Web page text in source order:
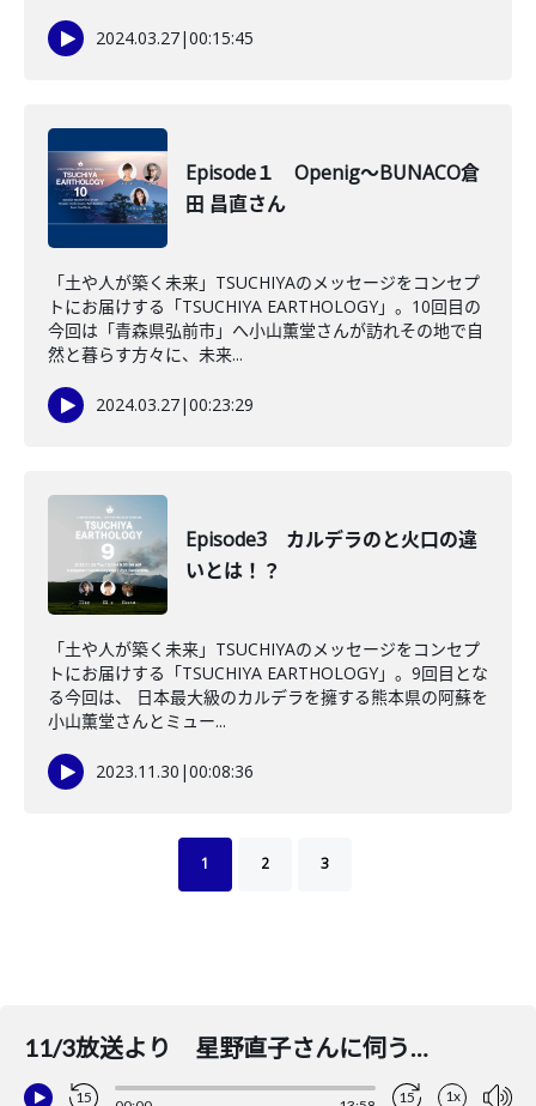
2024.03.27|00:15:45
Episode１ Openig～BUNACO倉
田 昌直さん
「土や人が築く未来」TSUCHIYAのメッセージをコンセプ
トにお届けする「TSUCHIYA EARTHOLOGY」。10回目の
今回は「青森県弘前市」へ小山薫堂さんが訪れその地で自
然と暮らす方々に、未来...
2024.03.27|00:23:29
Episode3 カルデラのと火口の違
いとは！？
「土や人が築く未来」TSUCHIYAのメッセージをコンセプ
トにお届けする「TSUCHIYA EARTHOLOGY」。9回目とな
る今回は、 日本最大級のカルデラを擁する熊本県の阿蘇を
小山薫堂さんとミュー...
2023.11.30 |00:08:36
1 2 3
11/3放送より 星野直子さんに伺う、星野道夫さんと自然との距離感
15 15 1x